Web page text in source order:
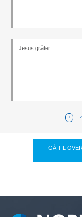
Jesus gråter
1 2
GÅ TIL